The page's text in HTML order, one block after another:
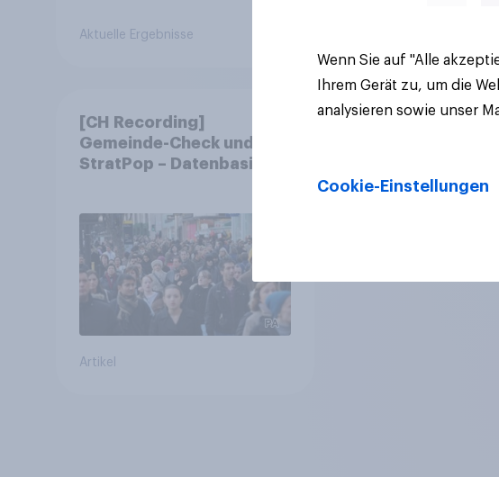
Aktuelle Ergebnisse
[CH Recording]
Gemeinde-Check und
StratPop – Datenbasierte
Artikel
Wenn Sie auf "Alle
Ihrem Gerät zu, um die
analysieren sowie unser
Cookie-Einstellungen